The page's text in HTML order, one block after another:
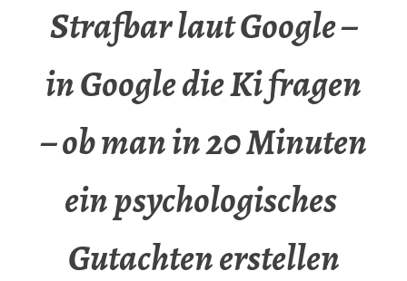
Strafbar laut Google –
in Google die Ki fragen
– ob man in 20 Minuten
ein psychologisches
Gutachten erstellen